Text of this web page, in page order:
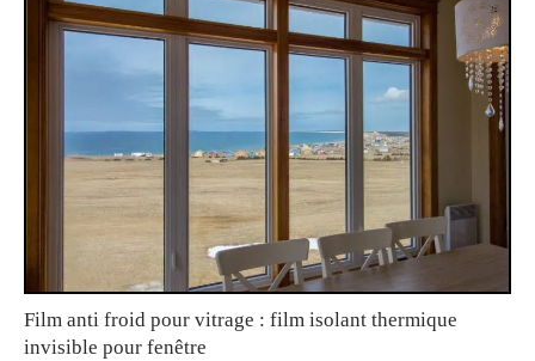
Film anti froid pour vitrage : film isolant thermique
invisible pour fenêtre